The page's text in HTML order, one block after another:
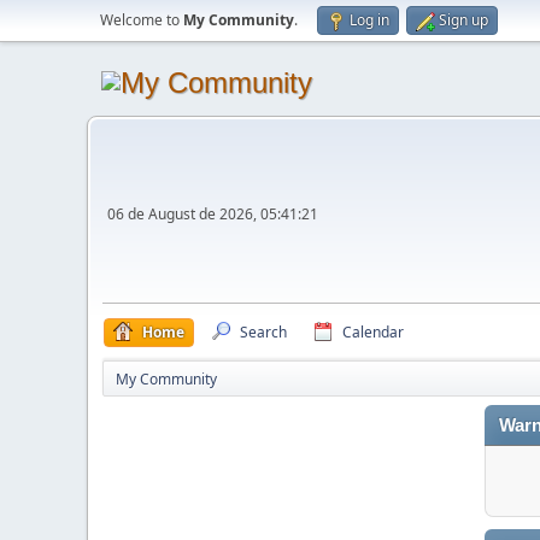
Welcome to My Community. Log in Sign up
06 de August de 2026, 05:41:21
Home Search Calendar
My Community